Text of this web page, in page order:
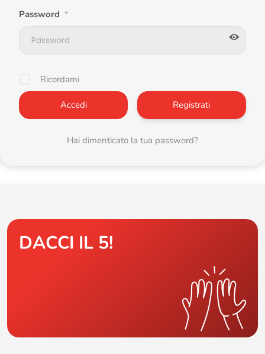
Password *
Ricordami
Registrati
Hai dimenticato la tua password?
DACCI IL 5!